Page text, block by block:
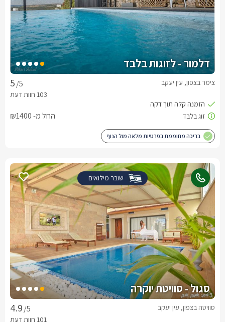
דלמור - לזוגות בלבד
/5 צימר בצפון, עין יעקב
החל מ- ₪1400
בריכה מחוממת בפרטיות מלאה מול הנוף
שובר מילואים
סגול - סוויטת יוקרה
/5 סוויטה בצפון, עין יעקב